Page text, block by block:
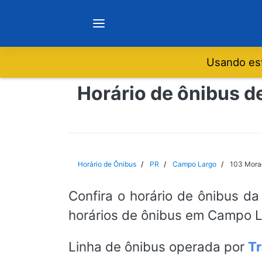
Notícias
São Paulo
Usando
Horário de ônibus
Horário de Ônibus PR Campo Largo 103
Confira o horário de ônibus da
horários de ônibus em Campo
Linha de ônibus operada por